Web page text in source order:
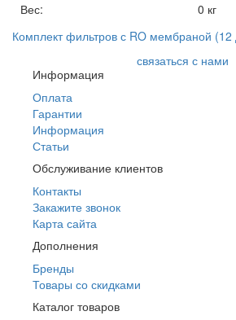
Вес:
0 кг
Комплект фильтров с RO мембраной
связаться с нами
Информация
Оплата
Гарантии
Информация
Статьи
Обслуживание клиентов
Контакты
Закажите звонок
Карта сайта
Дополнения
Бренды
Товары со скидками
Каталог товаров